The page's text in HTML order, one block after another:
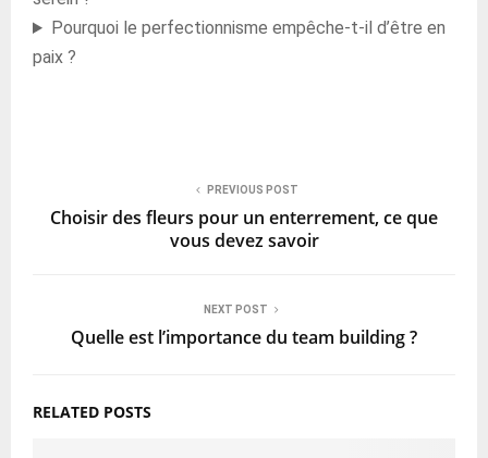
Pourquoi le perfectionnisme empêche-t-il d’être en
paix ?
PREVIOUS POST
Choisir des fleurs pour un enterrement, ce que
vous devez savoir
NEXT POST
Quelle est l’importance du team building ?
RELATED POSTS